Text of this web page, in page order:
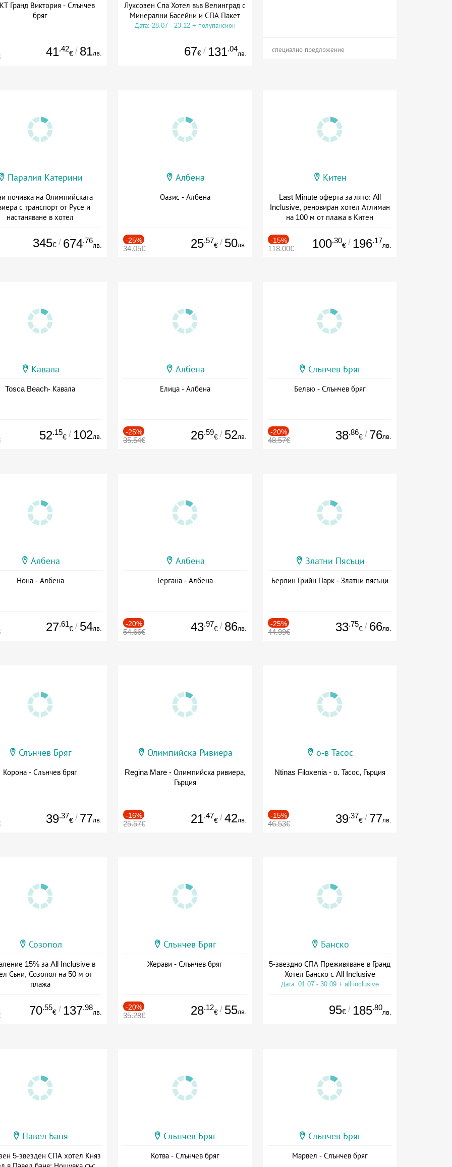
Гранд Виктория - Слънчев
бряг
41.42
€ / 81лв.
Луксозен Спа Хотел във Велинград с
Минерални Басейни и СПА Пакет
Дата: 28.07 - 23.12 + полупансион
67€ / 131.04
лв. специално предложение
Паралия Катерини
почивка на Олимпийската
с транспорт от Русе и
настаняване в хотел
345€ / 674.76
лв.
Албена
Оазис - Албена
-25%
34.05€ 25.57
€ / 50лв.
Китен
Last Minute оферта за лято: All
Inclusive, реновиран хотел Атлиман
на 100 м от плажа в Китен
-15%
118.00€ 100.30
€ / 196.17
лв.
Кавала
Tosca Beach- Кавала
52.15
€ / 102лв.
Албена
Елица - Албена
-25%
35.54€ 26.59
€ / 52лв.
Слънчев Бряг
Белвю - Слънчев бряг
-20%
48.57€ 38.86
€ / 76лв.
Албена
Нона - Албена
27.61
€ / 54лв.
Албена
Гергана - Албена
-20%
54.66€ 43.97
€ / 86лв.
Златни Пясъци
Берлин Грийн Парк - Златни пясъци
-25%
44.99€ 33.75
€ / 66лв.
Слънчев Бряг
Корона - Слънчев бряг
39.37
€ / 77лв.
Олимпийска Ривиера
Regina Mare - Олимпийска ривиера,
Гърция
-16%
25.57€ 21.47
€ / 42лв.
о-в Тасос
Ntinas Filoxenia - о. Тасос, Гърция
-15%
46.53€ 39.37
€ / 77лв.
Созопол
15% за All Inclusive в
Съни, Созопол на 50 м от
плажа
70.55
€ / 137.98
лв.
Слънчев Бряг
Жерави - Слънчев бряг
-20%
35.28€ 28.12
€ / 55лв.
Банско
5-звездно СПА Преживяване в Гранд
Хотел Банско с All Inclusive
Дата: 01.07 - 30.09 + all inclusive
95€ / 185.80
лв.
Павел Баня
5-звезден СПА хотел Княз
Слънчев Бряг
Котва - Слънчев бряг
Слънчев Бряг
Марвел - Слънчев бряг